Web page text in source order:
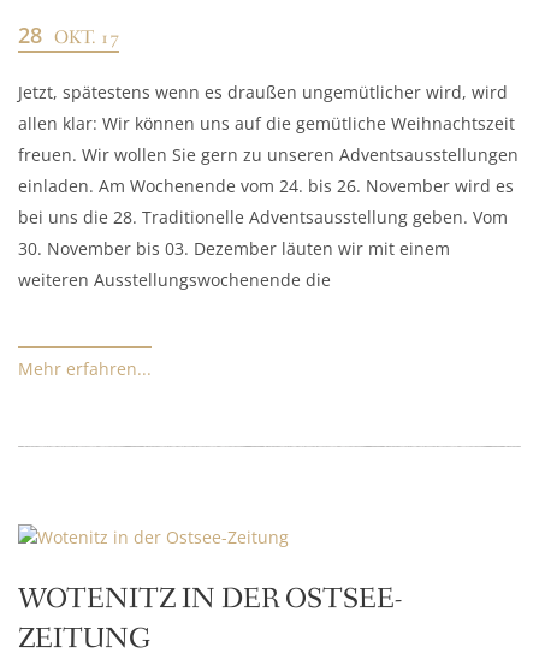
28 OKT. 17
Jetzt, spätestens wenn es draußen ungemütlicher wird, wird
allen klar: Wir können uns auf die gemütliche Weihnachtszeit
freuen. Wir wollen Sie gern zu unseren Adventsausstellungen
einladen. Am Wochenende vom 24. bis 26. November wird es
bei uns die 28. Traditionelle Adventsausstellung geben. Vom
30. November bis 03. Dezember läuten wir mit einem
weiteren Ausstellungswochenende die
Mehr erfahren...
WOTENITZ IN DER OSTSEE-
ZEITUNG